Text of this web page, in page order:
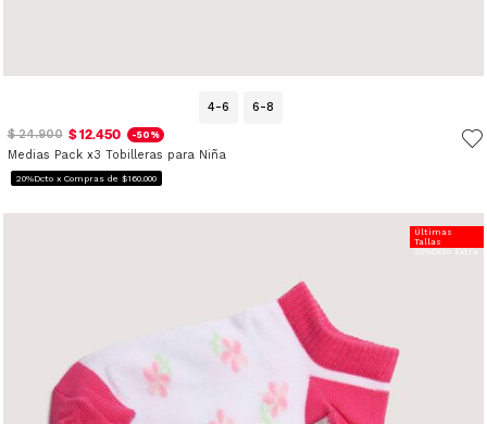
4-6
6-8
$ 24.900 $ 12.450 -50%
Medias Pack x3 Tobilleras para Niña
20%Dcto x Compras de $160.000
Últimas
Tallas
20%Dcto Extra